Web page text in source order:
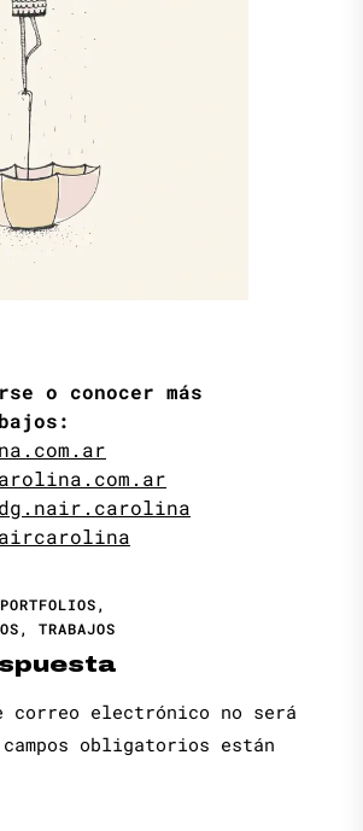
o conocer más
dg.nair.carolina
PORTFOLIOS,
, TRABAJOS
correo electrónico no será
campos obligatorios están